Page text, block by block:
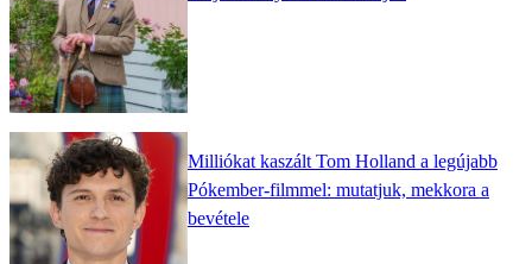
Milliókat kaszált Tom Holland a legújabb
Pókember-filmmel: mutatjuk, mekkora a
bevétele